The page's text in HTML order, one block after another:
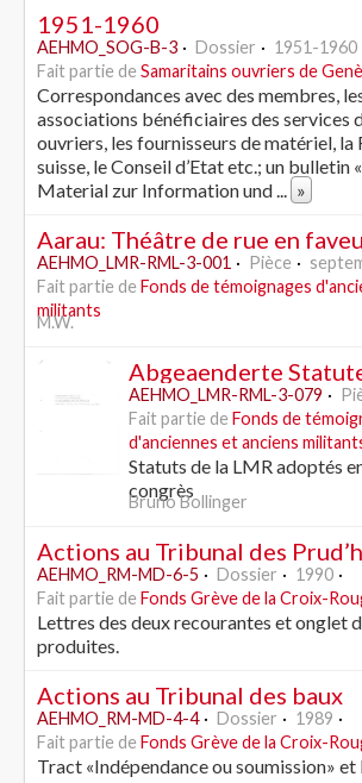
1951-1960
AEHMO_SOG-B-3 Dossier
1951-1960
Fait partie de Samaritains ouvriers de
Correspondances avec des membres,
associations bénéficiaires des services
ouvriers, les fournisseurs de matériel, la
suisse, le Conseil d’Etat etc.; un bulletin
Material zur Information und... »
AEHMO_LMR-RML-3-001 Pièce
Fait partie de Fonds de témoignages
militants
M.W.
AEHMO_LMR-RML-3-079
Fait partie deFonds de
d'anciennes et anciens
Statuts de la LMR adoptés
congrès
Bruno Bollinger
Actions au Tribunal des
AEHMO_RM-MD-6-5 Dossier
1990
Fait partie de Fonds Grève de la Croix-
Lettres des deux recourantes et onglet
produites.
Actions au Tribunal des baux
AEHMO_RM-MD-4-4 Dossier
1989
Fait partie de Fonds Grève de la Croix-
Tract «Indépendance ou soumission»